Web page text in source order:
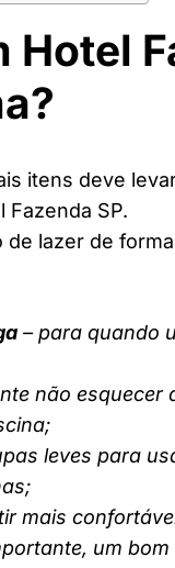
Hotel
itens deve
Fazenda SP.
lazer de
– para quando
não esquecer
leves para
mais
um